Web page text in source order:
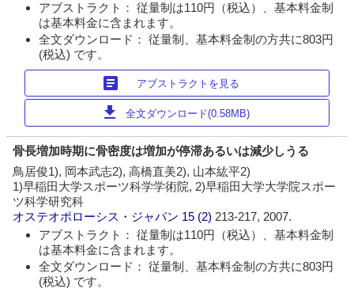
アブストラクト： 従量制は110円（税込）、基本料金制
は基本料金に含まれます。
全文ダウンロード： 従量制、基本料金制の方共に803円
(税込) です。
article アブストラクトを見る
download 全文ダウンロード(0.58MB)
骨長増加時期に骨密度は増加が停滞あるいは減少しうる
鳥居俊1), 岡本武志2), 高橋直美2), 山本紘平2)
1)早稲田大学スポーツ科学学術院, 2)早稲田大学大学院スポー
ツ科学研究科
オステオポローシス・ジャパン 15 (2) 213-217, 2007.
アブストラクト： 従量制は110円（税込）、基本料金制
は基本料金に含まれます。
全文ダウンロード： 従量制、基本料金制の方共に803円
(税込) です。